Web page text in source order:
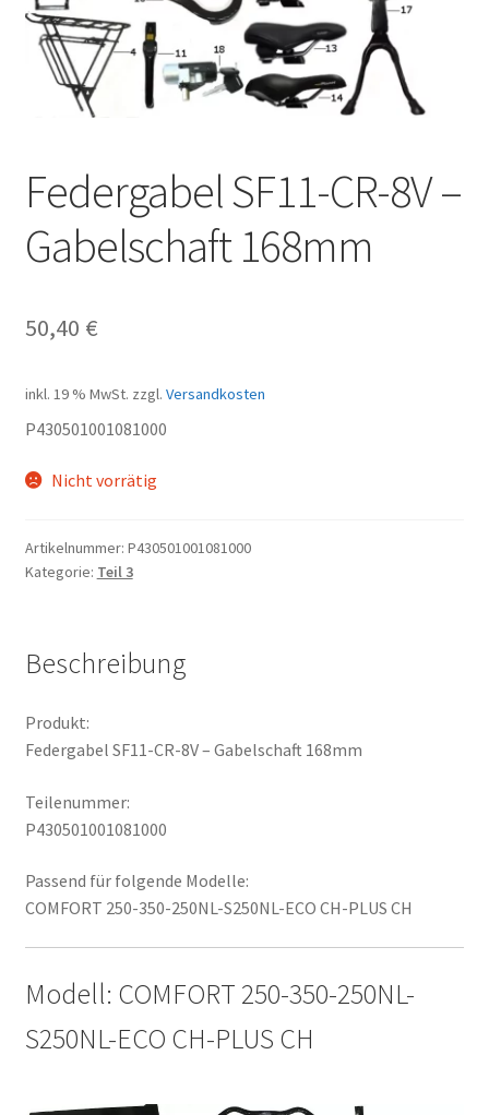
Federgabel SF11-CR-8V –
Gabelschaft 168mm
50,40 €
inkl. 19 % MwSt. zzgl. Versandkosten
P430501001081000
Nicht vorrätig
Artikelnummer: P430501001081000
Kategorie: Teil 3
Beschreibung
Produkt:
Federgabel SF11-CR-8V – Gabelschaft 168mm
Teilenummer:
P430501001081000
Passend für folgende Modelle:
COMFORT 250-350-250NL-S250NL-ECO CH-PLUS CH
Modell: COMFORT 250-350-250NL-
S250NL-ECO CH-PLUS CH